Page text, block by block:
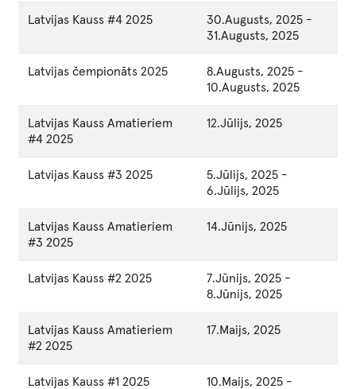
Latvijas Kauss #4 2025 30.Augusts, 2025 -
31.Augusts, 2025
Latvijas čempionāts 2025 8.Augusts, 2025 -
10.Augusts, 2025
Latvijas Kauss Amatieriem
#4 2025
12.Jūlijs, 2025
Latvijas Kauss #3 2025 5.Jūlijs, 2025 -
6.Jūlijs, 2025
Latvijas Kauss Amatieriem
#3 2025
14.Jūnijs, 2025
Latvijas Kauss #2 2025 7.Jūnijs, 2025 -
8.Jūnijs, 2025
Latvijas Kauss Amatieriem
#2 2025
17.Maijs, 2025
Latvijas Kauss #1 2025 10.Maijs, 2025 -